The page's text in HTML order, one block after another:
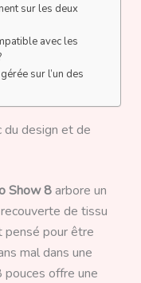
sur les deux
avec les
sur l’un des
du design et de
Show 8arbore un
de tissu
pensé pour être
mal dans une
pouces offre une